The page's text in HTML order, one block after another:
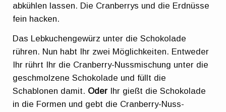
abkühlen lassen. Die Cranberrys und die Erdnüsse
fein hacken.
Das Lebkuchengewürz unter die Schokolade
rühren. Nun habt Ihr zwei Möglichkeiten. Entweder
Ihr rührt Ihr die Cranberry-Nussmischung unter die
geschmolzene Schokolade und füllt die
Schablonen damit. Oder Ihr gießt die Schokolade
in die Formen und gebt die Cranberry-Nuss-